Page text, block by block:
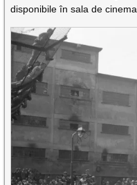
disponibile în sala de cinema.